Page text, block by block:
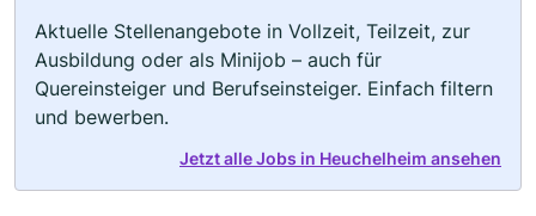
Aktuelle Stellenangebote in Vollzeit, Teilzeit, zur
Ausbildung oder als Minijob – auch für
Quereinsteiger und Berufseinsteiger. Einfach filtern
und bewerben.
Jetzt alle Jobs in Heuchelheim ansehen